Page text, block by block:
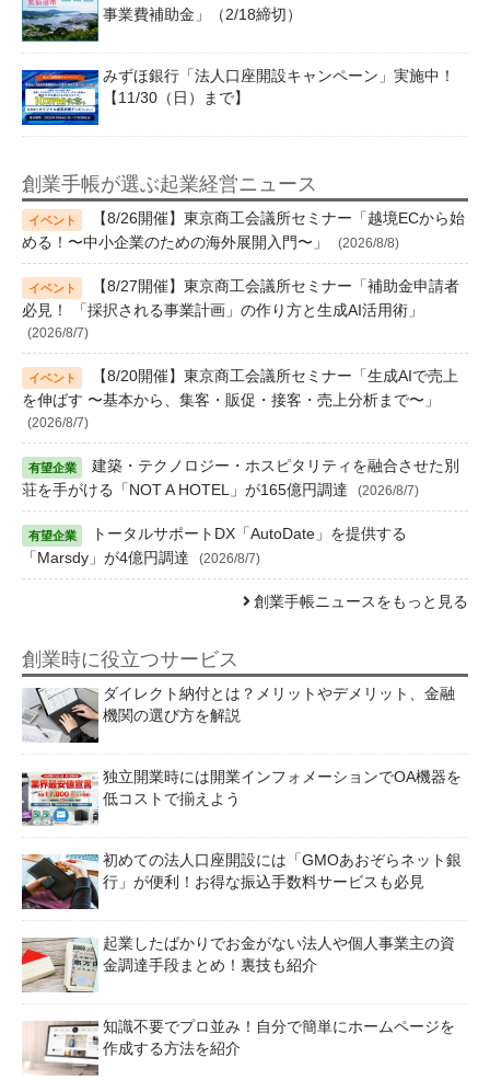
事業費補助金」（2/18締切）
みずほ銀行「法人口座開設キャンペーン」実施中！
【11/30（日）まで】
創業手帳が選ぶ起業経営ニュース
【8/26開催】東京商工会議所セミナー「越境ECから始
める！〜中小企業のための海外展開入門〜」
(2026/8/8)
【8/27開催】東京商工会議所セミナー「補助金申請者
必見！ 「採択される事業計画」の作り方と生成AI活用術」
(2026/8/7)
【8/20開催】東京商工会議所セミナー「生成AIで売上
を伸ばす 〜基本から、集客・販促・接客・売上分析まで〜」
(2026/8/7)
建築・テクノロジー・ホスピタリティを融合させた別
荘を手がける「NOT A HOTEL」が165億円調達
(2026/8/7)
トータルサポートDX「AutoDate」を提供する
「Marsdy」が4億円調達
(2026/8/7)
創業手帳ニュースをもっと見る
創業時に役立つサービス
ダイレクト納付とは？メリットやデメリット、金融
機関の選び方を解説
独立開業時には開業インフォメーションでOA機器を
低コストで揃えよう
初めての法人口座開設には「GMOあおぞらネット銀
行」が便利！お得な振込手数料サービスも必見
起業したばかりでお金がない法人や個人事業主の資
金調達手段まとめ！裏技も紹介
知識不要でプロ並み！自分で簡単にホームページを
作成する方法を紹介